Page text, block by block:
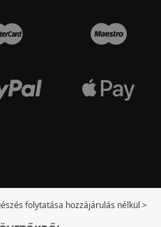
folytatása hozzájárulás nélkül >